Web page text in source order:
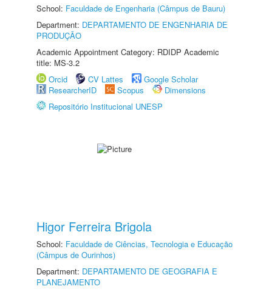
School: Faculdade de Engenharia (Câmpus de Bauru)
Department: DEPARTAMENTO DE ENGENHARIA DE
PRODUÇÃO
Academic Appointment Category: RDIDP Academic
title: MS-3.2
Orcid
CV Lattes
Google Scholar
ResearcherID
Scopus
Dimensions
Repositório Institucional UNESP
Higor Ferreira Brigola
School: Faculdade de Ciências, Tecnologia e Educação
(Câmpus de Ourinhos)
Department: DEPARTAMENTO DE GEOGRAFIA E
PLANEJAMENTO